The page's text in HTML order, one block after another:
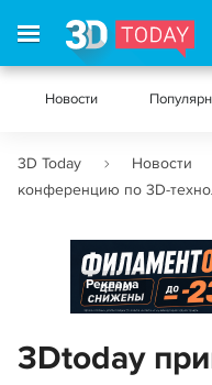
Новости
3D Today Новости
конференцию по 3D-
Реклама
3Dtoday